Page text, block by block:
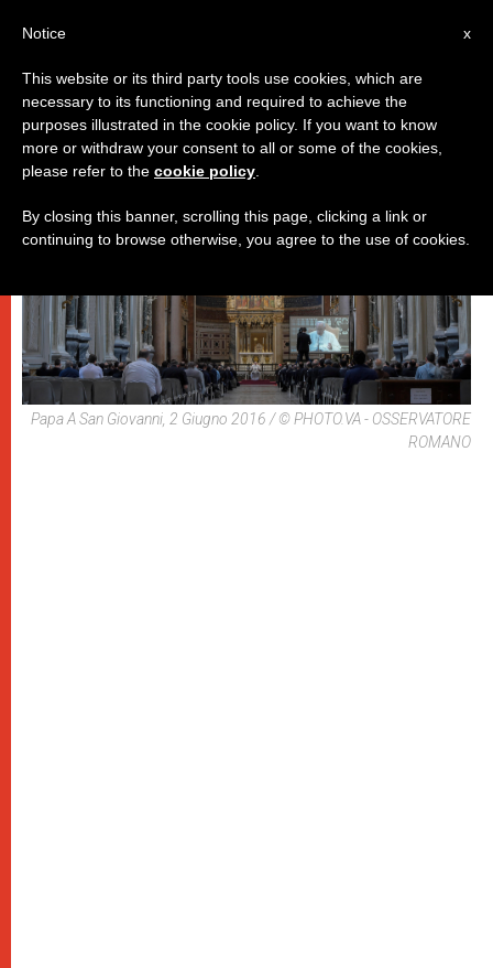
PAPI
Papa A San Giovanni, 2 Giugno 2016 / © PHOTO.VA - OSSERVATORE
ROMANO
x
Notice
This website or its third party tools use cookies, which are
necessary to its functioning and required to achieve the
purposes illustrated in the cookie policy. If you want to know
more or withdraw your consent to all or some of the cookies,
please refer to the cookie policy
By closing this banner, scrolling this page, clicking a link or
continuing to browse otherwise, you agree to the use of cookies.